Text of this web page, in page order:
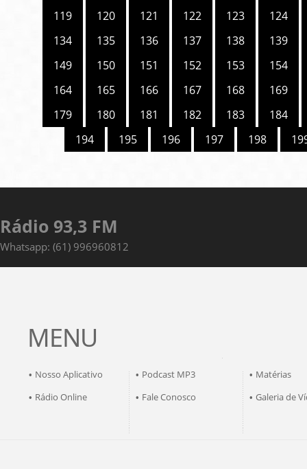
119
120 121 122 123
124
134
135 136 137 138
139
149
150 151 152 153
154
164
165 166 167 168
169
179
180 181 182 183
184
194
195 196 197 198
Rádio 93,3 FM
Whatsapp: (61) 996960812
MENU
• Nosso Aplicativo • Podcast MP3 • Matérias
• Rádio Online • Fale Conosco • Galeria de